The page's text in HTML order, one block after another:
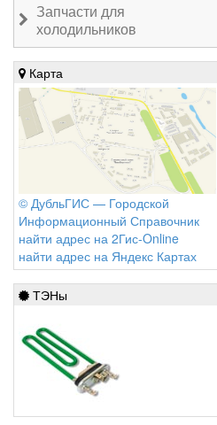
Запчасти для
холодильников
Карта
© ДубльГИС — Городской
Информационный Справочник
найти адрес на 2Гис-Online
найти адрес на Яндекс Картах
ТЭНы